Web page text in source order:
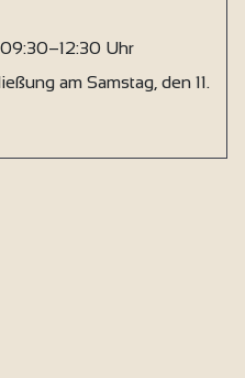
Uhr
am Samstag, den 11.